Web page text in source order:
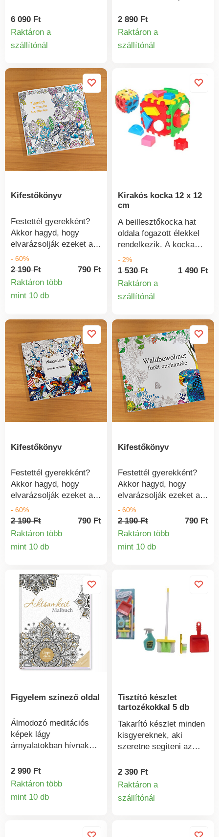
gyerekek a gazdával
együtt gondozhatják a
Szőnyeg mérete: 31 x
6 090 Ft
Raktáron a
szállítónál
Termékinformációk
0 hónapos
kortólFtalátmentes,
2 890 Ft
Raktáron a
szállítónál
Kifestőkönyv
Festettél gyerekként?
Akkor hagyd, hogy
elvarázsolják ezeket a
varázslatos színezőket,
és vedd elő újra a
zsírkrétát. Minden
rajzfilmmotívumokat
kiszínezhetsz. Fedezze
fel kreativitását!
- 60%
2 190 Ft
790 Ft
Raktáron több
mint 10 db
Termékinformációk
Kirakós kocka 12 x 12
cm
A beillesztőkocka hat
oldala fogazott élekkel
rendelkezik. A kocka
összecsukható és
széthajtható. Méret: 12
x 12 x 12 cmÉletkor: 1+
- 2%
1 530 Ft
1 490 Ft
Raktáron a
szállítónál
Kifestőkönyv
Festettél gyerekként?
Akkor hagyd, hogy
elvarázsolják ezeket a
varázslatos színezőket,
és vedd elő újra a
zsírkrétát. Minden
rajzfilmmotívumokat
kiszínezhetsz. Fedezze
fel kreativitását!
- 60%
2 190 Ft
790 Ft
Raktáron több
mint 10 db
Termékinformációk
Kifestőkönyv
Festettél gyerekként?
Akkor hagyd, hogy
elvarázsolják ezeket a
varázslatos színezőket,
és vedd elő újra a
zsírkrétát. Minden
rajzfilmmotívumokat
- 60%
2 190 Ft
790 Ft
Raktáron több
mint 10 db
Figyelem színező oldal
Álmodozó meditációs
képek lágy
árnyalatokban hívnak
és álmodozásra.
Lazítson és töltődjön fel.
2 990 Ft
Raktáron több
mint 10 db
Termékinformációk
Tisztító készlet
tartozékokkal 5 db
Takarító készlet minden
kisgyereknek, aki
szeretne segíteni az
Méretek: 21 x 57
cmÉletkor: 3+Anyag:
2 390 Ft
Raktáron a
szállítónál